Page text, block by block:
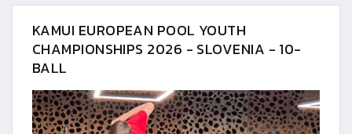
KAMUI EUROPEAN POOL YOUTH
CHAMPIONSHIPS 2026 - SLOVENIA - 10-
BALL